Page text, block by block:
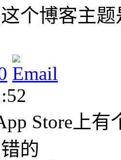
个博客主
Store上
的